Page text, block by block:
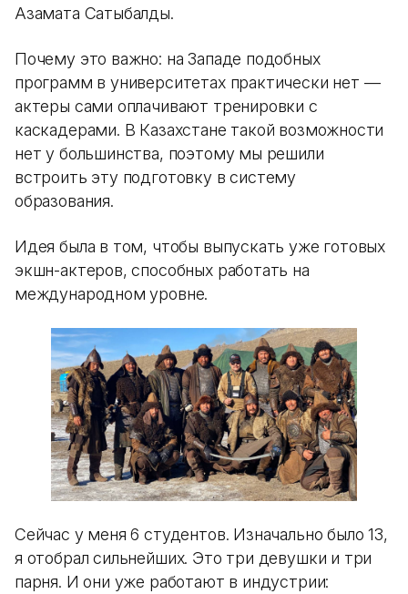
Азамата Сатыбалды.
Почему это важно: на Западе подобных
программ в университетах практически нет —
актеры сами оплачивают тренировки с
каскадерами. В Казахстане такой возможности
нет у большинства, поэтому мы решили
встроить эту подготовку в систему
образования.
Идея была в том, чтобы выпускать уже готовых
экшн-актеров, способных работать на
международном уровне.
Сейчас у меня 6 студентов. Изначально было 13,
я отобрал сильнейших. Это три девушки и три
парня. И они уже работают в индустрии: